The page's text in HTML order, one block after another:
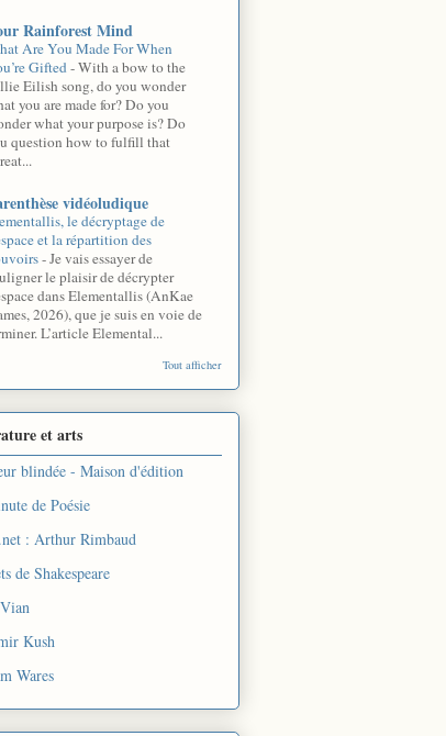
Rainforest Mind
Are You Made For When
Gifted-With a bow to the
Eilish song, do you wonder
you are made for? Do you
what your purpose is? Do
question how to fulfill that
vidéoludique
le décryptage de
et la répartition des
-Je vais essayer de
le plaisir de décrypter
dans Elementallis (AnKae
2026), que je suis en voie de
L’article Elemental...
Tout afficher
et arts
blindée - Maison d'édition
de Poésie
: Arthur Rimbaud
de Shakespeare
Kush
Wares